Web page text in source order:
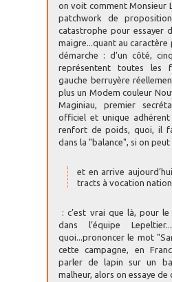
on voit comment Monsieur
patchwork de
catastrophe pour essayer
maigre...quant au
démarche : d’un côté,
représentent toutes les
gauche berruyère
plus un Modem couleur
Maginiau, premier
officiel et unique adhérent
renfort de poids, quoi, il
dans la "balance", si on peut
et en arrive
tracts à vocation
: c’est vrai que là, pour
dans l’équipe
quoi...prononcer le mot
cette campagne, en
parler de lapin sur un
malheur, alors on essaye